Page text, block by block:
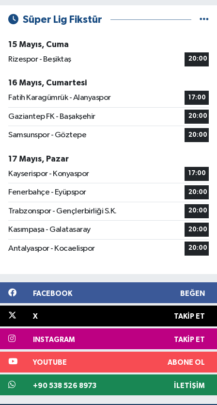
Süper Lig Fikstür
15 Mayıs, Cuma
Rizespor - Beşiktaş
20:00
16 Mayıs, Cumartesi
Fatih Karagümrük - Alanyaspor
17:00
Gaziantep FK - Başakşehir 20:00
Samsunspor - Göztepe 20:00
17 Mayıs, Pazar
Kayserispor - Konyaspor
17:00
Fenerbahçe - Eyüpspor 20:00
Trabzonspor - Gençlerbirliği S.K. 20:00
Kasımpaşa - Galatasaray 20:00
Antalyaspor - Kocaelispor 20:00
FACEBOOK BEĞEN
X TAKIP ET
INSTAGRAM TAKIP ET
YOUTUBE ABONE OL
+90 538 526 8973 İLETIŞIM